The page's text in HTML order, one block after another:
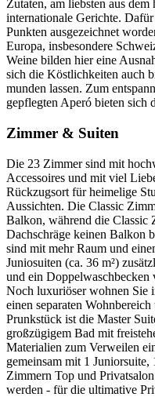
Zutaten, am liebsten aus
internationale Gerichte.
Punkten ausgezeichnet
Europa, insbesondere
Weine bilden hier eine
sich die Köstlichkeiten auch
munden lassen. Zum
gepflegten Aperó bieten sich
Zimmer & Suiten
Die 23 Zimmer sind mit
Accessoires und mit viel
Rückzugsort für heimelige
Aussichten. Die Classic
Balkon, während die Classic
Dachschräge keinen Balkon
sind mit mehr Raum und
Juniosuiten (ca. 36 m²)
und ein Doppelwaschbecken
Noch luxuriöser wohnen Sie
einen separaten
Prunkstück ist die Master
großzügigem Bad mit
Materialien zum Verweilen
gemeinsam mit 1
Zimmern Top und
werden - für die ultimative